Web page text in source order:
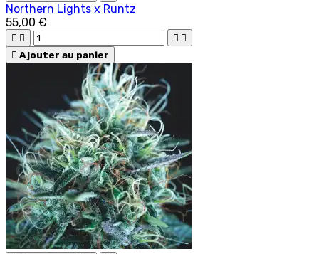
Northern Lights x Runtz
55,00 €
   
 Ajouter au panier